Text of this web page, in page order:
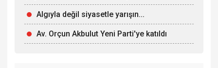
Algıyla değil siyasetle yarışın...
Av. Orçun Akbulut Yeni Parti'ye katıldı